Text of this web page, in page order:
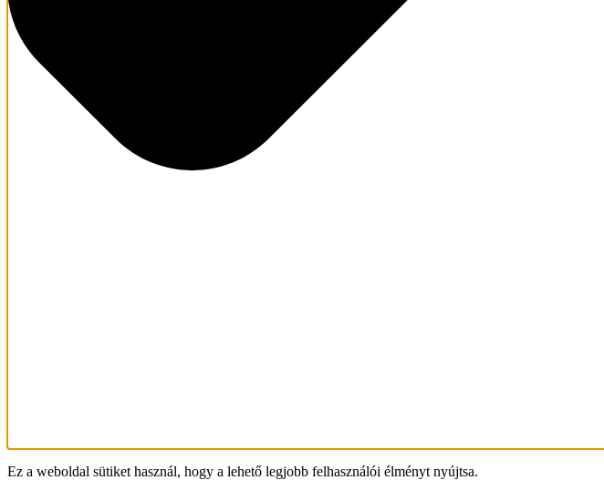
Ez a weboldal sütiket használ, hogy a lehető legjobb felhasználói élményt nyújtsa.